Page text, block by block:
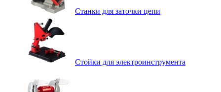
Станки для заточки цепи
Стойки для электроинструмента